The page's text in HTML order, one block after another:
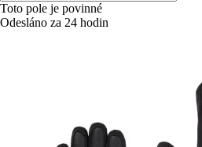
Toto pole je povinné
Odesláno za 24 hodin